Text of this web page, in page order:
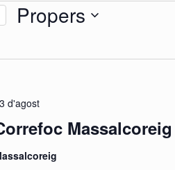
Propers
data.
Massalcoreig
d'agost